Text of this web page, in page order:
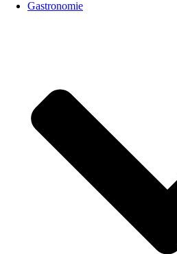
Gastronomie